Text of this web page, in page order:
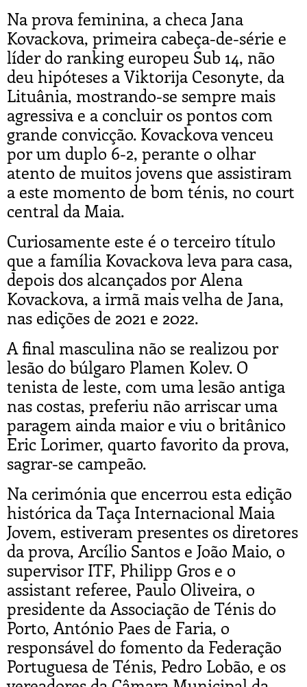
Na prova feminina, a checa Jana
Kovackova, primeira cabeça-de-série e
líder do ranking europeu Sub 14, não
deu hipóteses a Viktorija Cesonyte, da
Lituânia, mostrando-se sempre mais
agressiva e a concluir os pontos com
grande convicção. Kovackova venceu
por um duplo 6-2, perante o olhar
atento de muitos jovens que assistiram
a este momento de bom ténis, no court
central da Maia.
Curiosamente este é o terceiro título
que a família Kovackova leva para casa,
depois dos alcançados por Alena
Kovackova, a irmã mais velha de Jana,
nas edições de 2021 e 2022.
A final masculina não se realizou por
lesão do búlgaro Plamen Kolev. O
tenista de leste, com uma lesão antiga
nas costas, preferiu não arriscar uma
paragem ainda maior e viu o britânico
Eric Lorimer, quarto favorito da prova,
sagrar-se campeão.
Na cerimónia que encerrou esta edição
histórica da Taça Internacional Maia
Jovem, estiveram presentes os diretores
da prova, Arcílio Santos e João Maio, o
supervisor ITF, Philipp Gros e o
assistant referee, Paulo Oliveira, o
presidente da Associação de Ténis do
Porto, António Paes de Faria, o
responsável do fomento da Federação
Portuguesa de Ténis, Pedro Lobão, e os